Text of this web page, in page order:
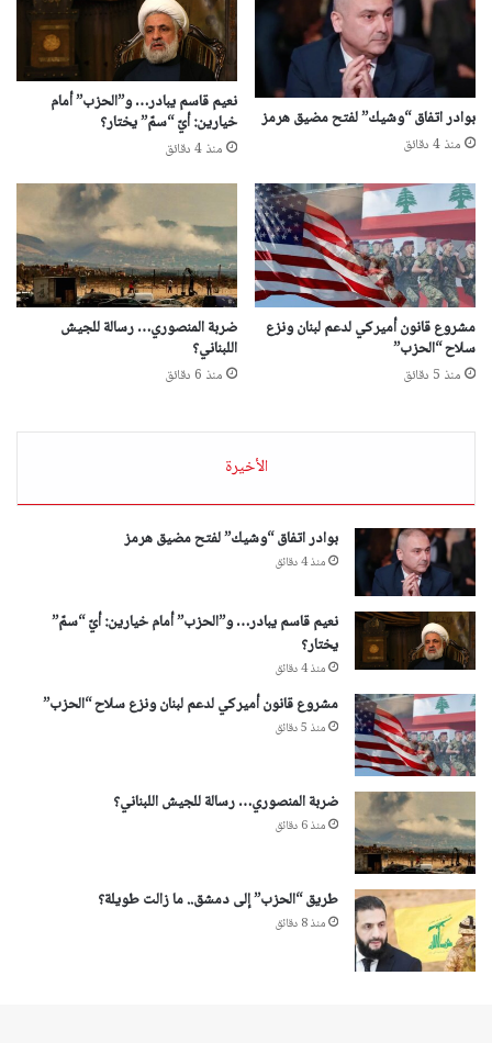
بوادر اتفاق “وشيك” لفتح مضيق هرمز
منذ 4 دقائق
نعيم قاسم يبادر… و”الحزب” أمام
خيارين: أيّ “سمّ” يختار؟
منذ 4 دقائق
مشروع قانون أميركي لدعم لبنان ونزع
سلاح “الحزب”
منذ 5 دقائق
ضربة المنصوري… رسالة للجيش
اللبناني؟
منذ 6 دقائق
الأخيرة
بوادر اتفاق “وشيك” لفتح مضيق هرمز
منذ 4 دقائق
نعيم قاسم يبادر… و”الحزب” أمام خيارين: أيّ “سمّ”
يختار؟
منذ 4 دقائق
مشروع قانون أميركي لدعم لبنان ونزع سلاح “الحزب”
منذ 5 دقائق
ضربة المنصوري… رسالة للجيش اللبناني؟
منذ 6 دقائق
طريق “الحزب” إلى دمشق.. ما زالت طويلة؟
منذ 8 دقائق